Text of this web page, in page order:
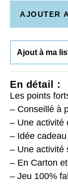
AJOUTER
Ajout à ma
En détail :
Les points
– Conseillé à
– Une activité
– Idée
– Une activité
– En Carton
– Jeu 100%